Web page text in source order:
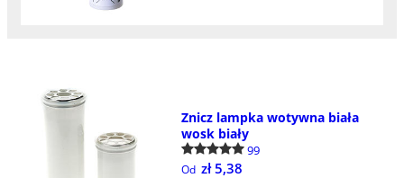
Znicz lampka wotywna biała
wosk biały
99
Od zł 5,38